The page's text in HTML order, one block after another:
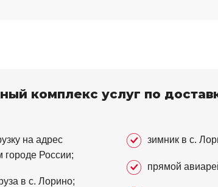
комплекс услуг по
на адрес
городе России;
в с. Лорино;
зимник в с.
прямой